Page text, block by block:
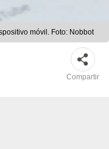
móvil. Foto: Nobbot
Compartir